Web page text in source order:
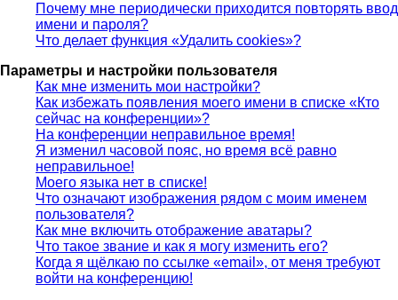
Почему мне периодически приходится повторять ввод
имени и пароля?
Что делает функция «Удалить cookies»?
Параметры и настройки пользователя
Как мне изменить мои настройки?
Как избежать появления моего имени в списке «Кто
сейчас на конференции»?
На конференции неправильное время!
Я изменил часовой пояс, но время всё равно
неправильное!
Моего языка нет в списке!
Что означают изображения рядом с моим именем
пользователя?
Как мне включить отображение аватары?
Что такое звание и как я могу изменить его?
Когда я щёлкаю по ссылке «email», от меня требуют
войти на конференцию!